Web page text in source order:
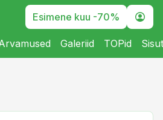
Esimene kuu -70%
Galeriid TOPid